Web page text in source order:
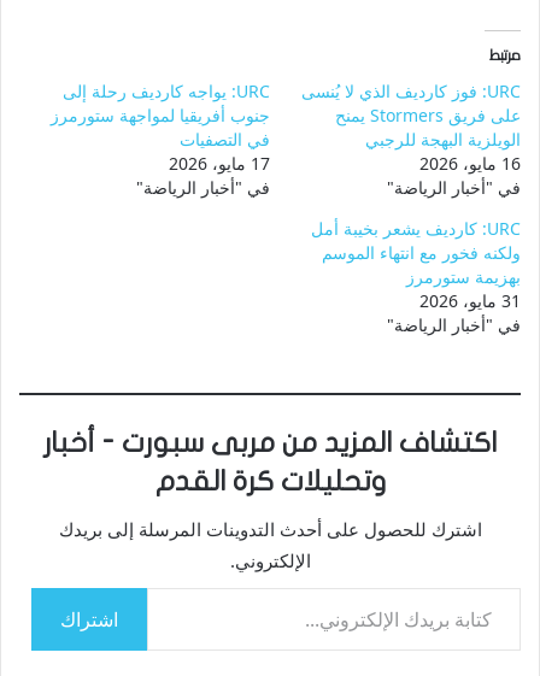
مرتبط
URC: فوز كارديف الذي لا يُنسى
على فريق Stormers يمنح
الويلزية البهجة للرجبي
16 مايو، 2026
في "أخبار الرياضة"
URC: يواجه كارديف رحلة إلى
جنوب أفريقيا لمواجهة ستورمرز
في التصفيات
17 مايو، 2026
في "أخبار الرياضة"
URC: كارديف يشعر بخيبة أمل
ولكنه فخور مع انتهاء الموسم
بهزيمة ستورمرز
31 مايو، 2026
في "أخبار الرياضة"
اكتشاف المزيد من مربى سبورت - أخبار
وتحليلات كرة القدم
اشترك للحصول على أحدث التدوينات المرسلة إلى بريدك
الإلكتروني.
كتابة بريدك الإلكتروني...
اشتراك